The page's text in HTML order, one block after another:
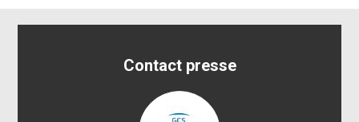
Contact presse